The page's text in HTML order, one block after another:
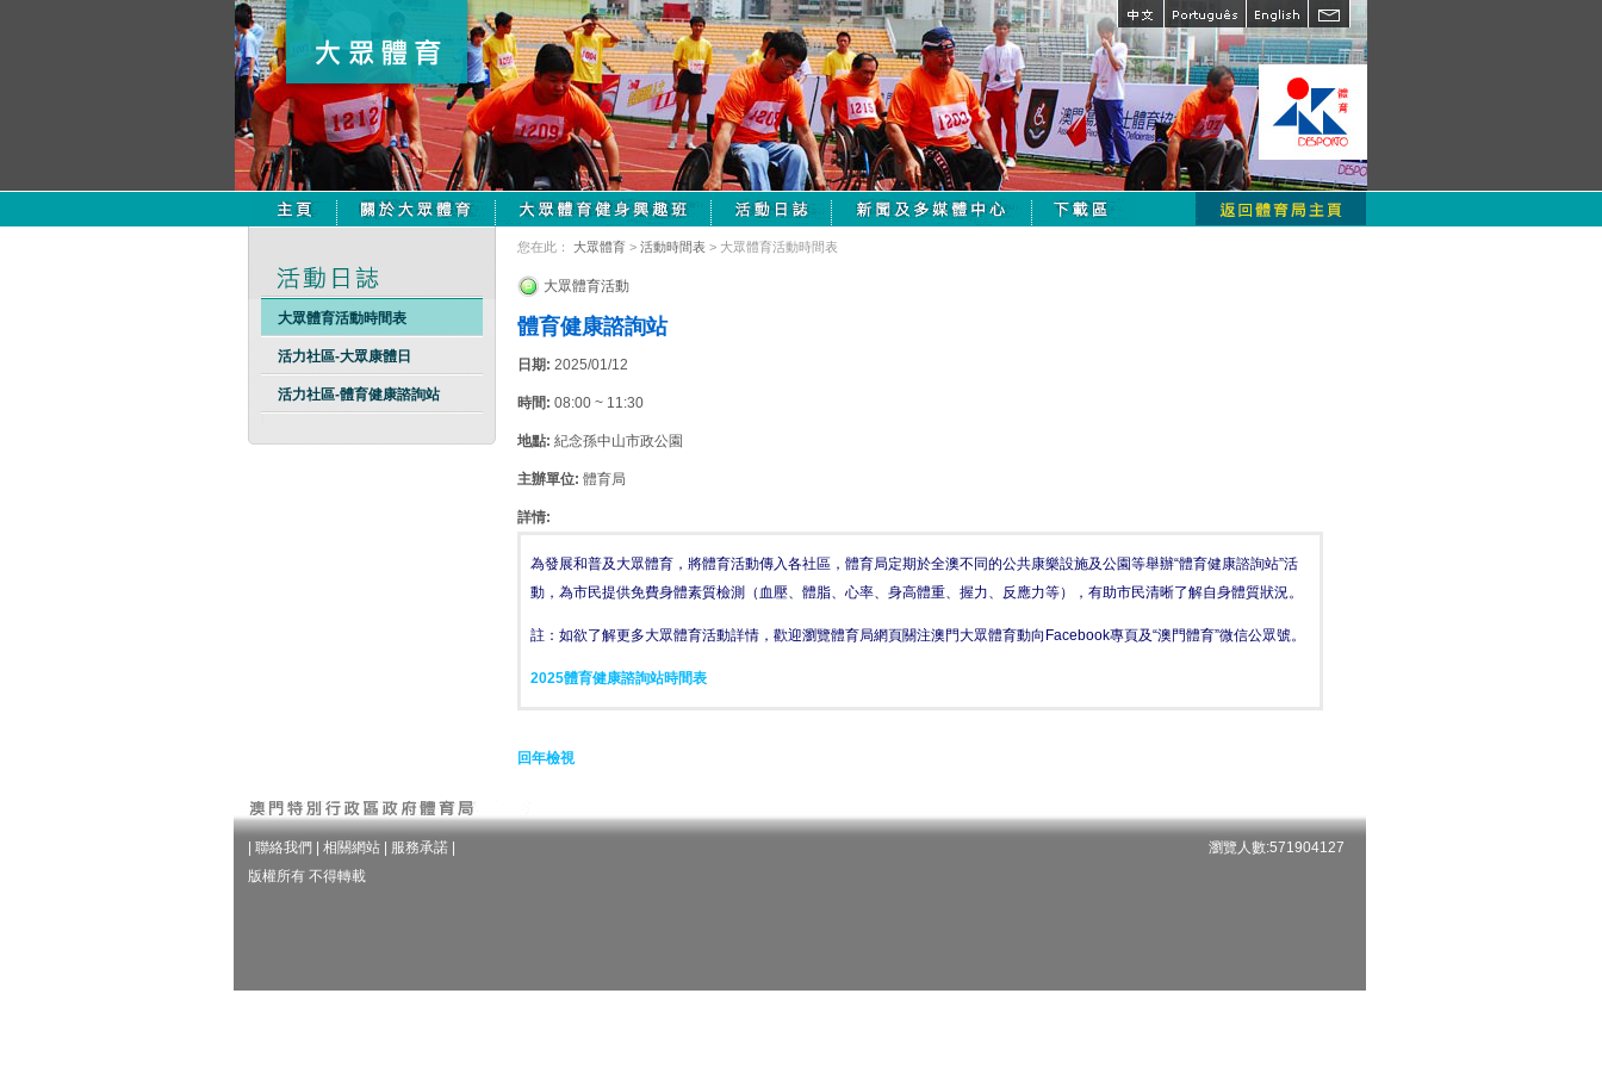
大眾體育活動時間表
活力社區-大眾康體日
活力社區-體育健康諮詢站
您在此： 大眾體育 > 活動時間表 > 大眾體育活動時間表
大眾體育活動
體育健康諮詢站
日期: 2025/01/12
時間: 08:00 ~ 11:30
地點: 紀念孫中山市政公園
主辦單位: 體育局
詳情:
為發展和普及大眾體育，將體育活動傳入各社區，體育局定期於全澳不同的公共康樂設施及公園等舉辦“體育健康諮詢站”活
動，為市民提供免費身體素質檢測（血壓、體脂、心率、身高體重、握力、反應力等），有助市民清晰了解自身體質狀況。
註：如欲了解更多大眾體育活動詳情，歡迎瀏覽體育局網頁關注澳門大眾體育動向Facebook專頁及“澳門體育”微信公眾號。
2025體育健康諮詢站時間表
回年檢視
聯絡我們 相關網站 服務承諾
版權所有 不得轉載
瀏覽人數:571904127